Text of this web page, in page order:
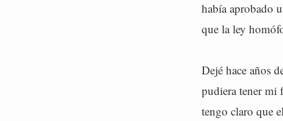
había aprobado
que la ley
Dejé hace años
pudiera tener mi
tengo claro que